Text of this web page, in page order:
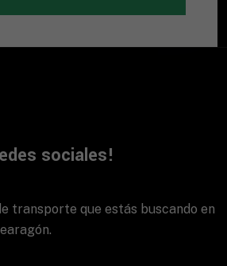
sociales!
transporte que estás buscando en